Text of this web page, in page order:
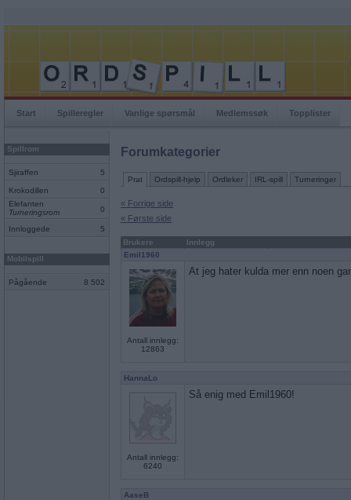
Start Spilleregler Vanlige spørsmål Medlemssøk Topplister
Spillrom
Sjiraffen 5
Krokodillen
0
Elefanten
Turneringsrom
0
Innloggede 5
Mobilspill
Pågående 8 502
Forumkategorier
Prat Ordspill-hjelp Ordleker IRL-spill Turneringer
« Forrige side
« Første side
Brukere
Innlegg
Emil1960
Antall innlegg:
12863
At jeg hater kulda mer enn noen
HannaLo
Antall innlegg:
6240
Så enig med Emil1960!
AaseB